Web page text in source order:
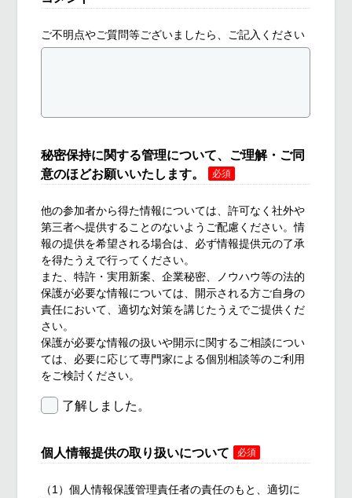
ご不明点やご質問等ございましたら、ご記入ください
秘密保持に関する管理について、ご理解・ご同
意のほどお願いいたします。
必須
他の参加者から得た情報については、許可なく社外や
第三者へ提供することのないようご配慮ください。情
報の提供を希望される場合は、必ず情報提供元の了承
を得たうえで行ってください。
また、特許・実用新案、企業秘密、ノウハウ等の法的
保護が必要な情報については、開示される方ご自身の
責任において、適切な対策を講じたうえでご提供くだ
さい。
保護が必要な情報の扱いや開示に関するご相談につい
ては、必要に応じて専門家による個別相談等のご利用
をご検討ください。
了解しました。
個人情報提供の取り扱いについて 必須
（1）個人情報保護管理責任者の責任のもと、適切に